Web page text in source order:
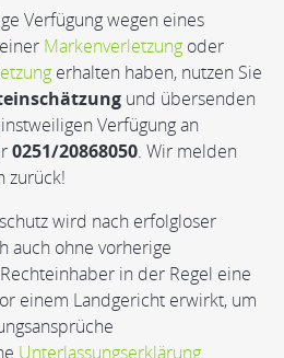
Verfügung wegen eines
einer Markenverletzung oder
erhalten haben, nutzen Sie
und übersenden
Verfügung an
0251/20868050. Wir melden
zurück!
wird nach erfolgloser
auch ohne vorherige
in der Regel eine
einem Landgericht erwirkt, um
Unterlassungserklärung